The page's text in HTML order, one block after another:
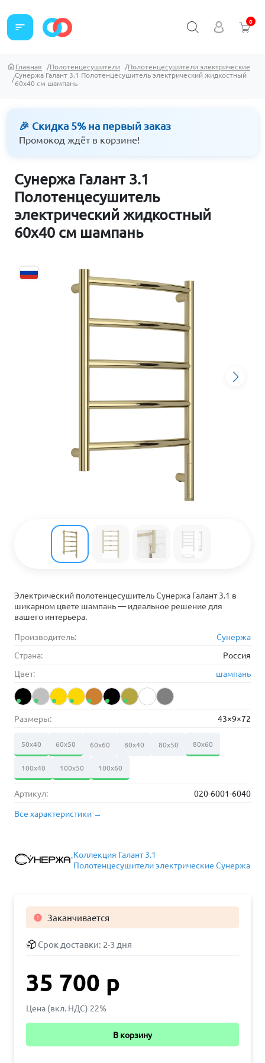
sort 0
Главная Полотенцесушители
Полотенцесушители электрические
Сунержа Галант 3.1 Полотенцесушитель электрический жидкостный
60х40 см шампань
🎉 Скидка 5% на первый заказ
Промокод ждёт в корзине!
Сунержа Галант 3.1
Полотенцесушитель
электрический жидкостный
60х40 см шампань
Электрический полотенцесушитель Сунержа Галант 3.1 в
шикарном цвете шампань — идеальное решение для
вашего интерьера.
Производитель:
Сунержа
Страна:
Россия
Цвет:
шампань
Размеры: 43×9×72
50х40 60х50 60х60 80х40 80х50 80х60
100х40 100х50 100х60
Артикул:
020-6001-6040
Все характеристики →
Коллекция Галант 3.1
Полотенцесушители электрические Сунержа
 Заканчивается
Срок доставки: 2-3 дня
35 700 р
Цена (вкл. НДС) 22%
В корзину